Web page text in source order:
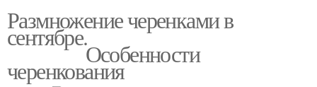
Размножение черенками в
сентябре.
Особенности
черенкования